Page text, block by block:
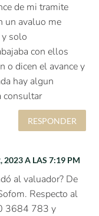
de mi tramite
un avaluo me
solo
con ellos
o dicen el avance y
hay algun
consultar
RESPONDER
2023 A LAS 7:19 PM
al valuador? De
Respecto al
3684 783 y